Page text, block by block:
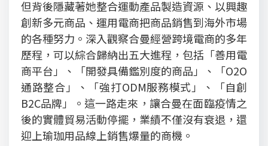
但背後隱藏著她整合運動產品製造資源、以興趣
創新多元商品、運用電商把商品銷售到海外市場
的各種努力。深入觀察合曼經營跨境電商的多年
歷程，可以綜合歸納出五大進程，包括「善用電
商平台」、「開發具備鑑別度的商品」、「O2O
通路整合」、「強打ODM服務模式」、「自創
B2C品牌」。這一路走來，讓合曼在面臨疫情之
後的實體貿易活動停擺，業績不僅沒有衰退，還
迎上瑜珈用品線上銷售爆量的商機。